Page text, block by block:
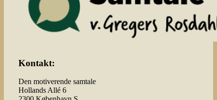
Kontakt:
Den motiverende samtale
Hollands Allé 6